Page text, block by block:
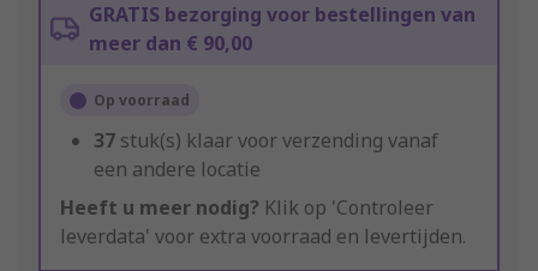
GRATIS bezorging voor bestellingen van
meer dan € 90,00
Op voorraad
37 stuk(s) klaar voor verzending vanaf
een andere locatie
Heeft u meer nodig? Klik op 'Controleer
leverdata' voor extra voorraad en levertijden.